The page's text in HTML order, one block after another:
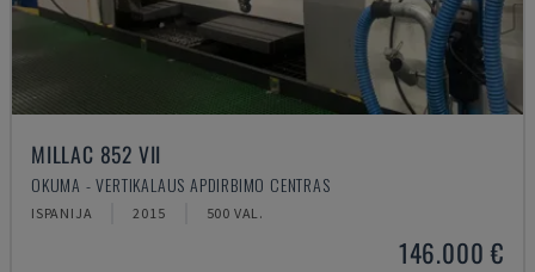
MILLAC 852 VII
OKUMA - VERTIKALAUS APDIRBIMO CENTRAS
ISPANIJA 2015 500 VAL.
146.000 €